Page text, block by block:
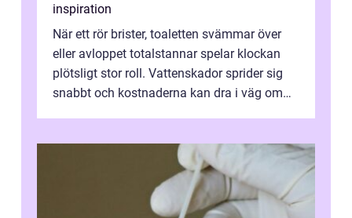
inspiration
När ett rör brister, toaletten svämmar över
eller avloppet totalstannar spelar klockan
plötsligt stor roll. Vattenskador sprider sig
snabbt och kostnaderna kan dra i väg om